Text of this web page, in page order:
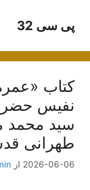
محتواپی سی 32
کتاب
نفیس
سید
طهرانی
2026-06-06 از